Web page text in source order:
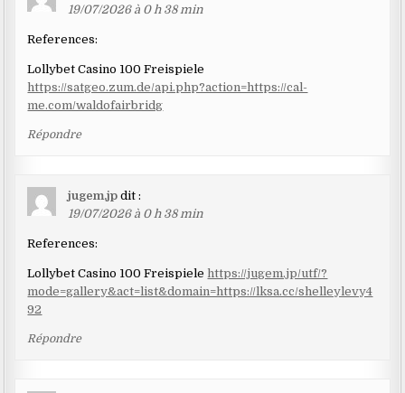
19/07/2026 à 0 h 38 min
References:
Lollybet Casino 100 Freispiele
https://satgeo.zum.de/api.php?action=https://cal-
me.com/waldofairbridg
Répondre
jugem.jp dit :
19/07/2026 à 0 h 38 min
References:
Lollybet Casino 100 Freispiele https://jugem.jp/utf/?
mode=gallery&act=list&domain=https://lksa.cc/shelleylevy4
92
Répondre